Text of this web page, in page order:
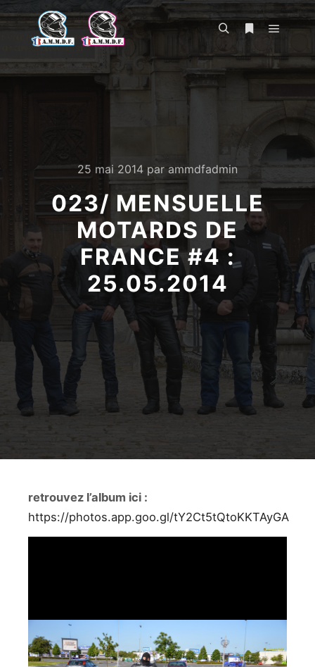
25 mai 2014 par ammdfadmin
023/ MENSUELLE
MOTARDS DE
FRANCE #4 :
25.05.2014
retrouvez l’album ici :
https://photos.app.goo.gl/tY2Ct5tQtoKKTAyGA